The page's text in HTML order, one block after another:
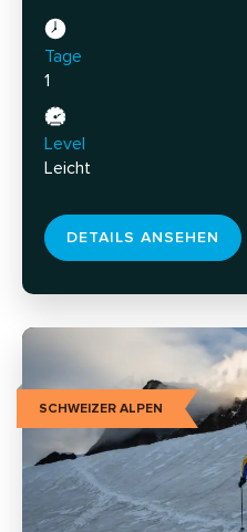
Tage
1
Level
Leicht
DETAILS ANSEHEN
SCHWEIZER ALPEN